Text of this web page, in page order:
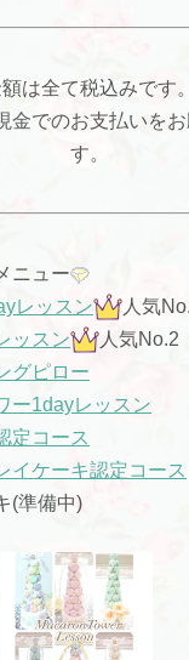
は全て税込みです。
金でのお支払いを
す。
ニュー
レッスン
人気
ッスン
人気No.2
グピロー
ー1dayレッスン
定コース
イケーキ認定コース
(準備中)